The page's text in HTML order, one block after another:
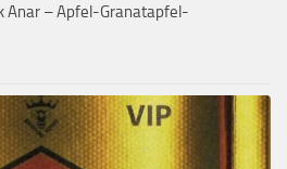
Anar – Apfel-Granatapfel-